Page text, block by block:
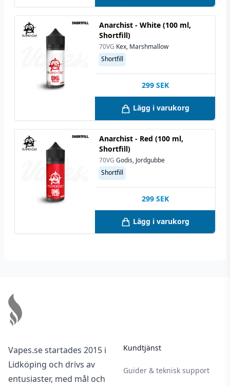
Anarchist - White (100 ml,
Shortfill)
70VG Kex, Marshmallow
Shortfill
299 SEK
Lägg i varukorg
Anarchist - Red (100 ml,
Shortfill)
70VG Godis, Jordgubbe
Shortfill
299 SEK
Lägg i varukorg
Vapes.se startades 2015 i
Lidköping och drivs av
entusiaster, med mål och
Kundtjänst
Guider & teknisk support